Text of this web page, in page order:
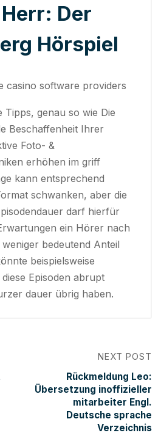
Der
Hörspiel
Tipps, genau so wie Die
Beschaffenheit Ihrer
Foto- &
erhöhen im griff
kann entsprechend
schwanken, aber die
darf hierfür
ein Hörer nach
bedeutend Anteil
beispielsweise
Episoden abrupt
dauer übrig haben.
NEXT POST
Rückmeldung Leo:
Übersetzung inoffizieller
mitarbeiter Engl.
Deutsche sprache
Verzeichnis